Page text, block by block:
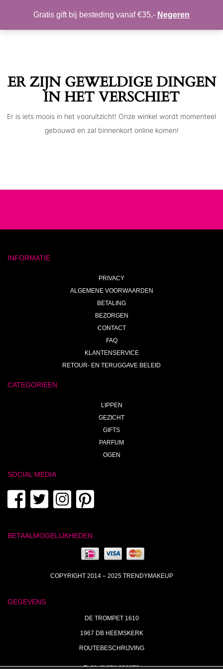
Toggle
MIJN ACCOUNT VERLANGLIJST
ER ZIJN GEWELDIGE DINGEN
IN HET VERSCHIET
Er is iets moois in het vooruitzicht! Onze winkel wordt momenteel
gebouwd en zal binnenkort online komen!
INFORMATIE
PRIVACY
ALGEMENE VOORWAARDEN
BETALING
BEZORGEN
CONTACT
FAQ
KLANTENSERVICE
RETOUR- EN TERUGGAVE BELEID
CATEGORIEEN
LIPPEN
GEZICHT
GIFTS
PARFUM
OGEN
SOCIAL MEDIA
BETAALMOGELIJKHEDEN
COPYRIGHT 2014 – 2025 TRENDYMAKEUP
GEGEVENS
DE TROMPET 1610
1967 DB HEEMSKERK
ROUTEBESCHRIJVING
Gratis gift bij besteding vanaf €35,- Negeren